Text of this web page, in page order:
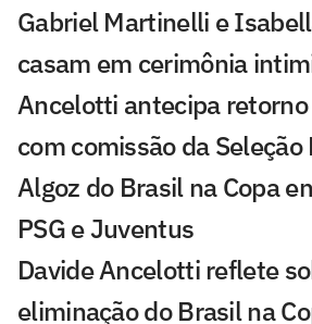
Gabriel Martinelli e
casam em cerimônia
Ancelotti antecipa retorno
com comissão da
Algoz do Brasil na Copa
PSG e Juventus
Davide Ancelotti reflete
eliminação do Brasil na